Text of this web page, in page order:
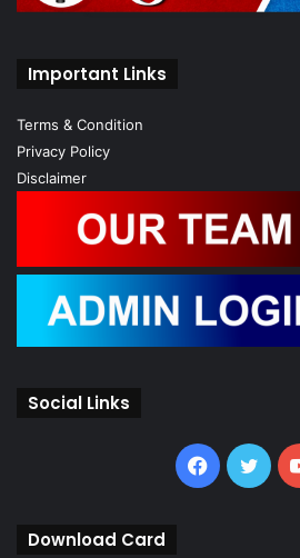
Important Links
Terms & Condition
Privacy Policy
Disclaimer
Social Links
Facebook
Download Card